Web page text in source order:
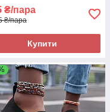
₴/пара
₴/пара
Купити